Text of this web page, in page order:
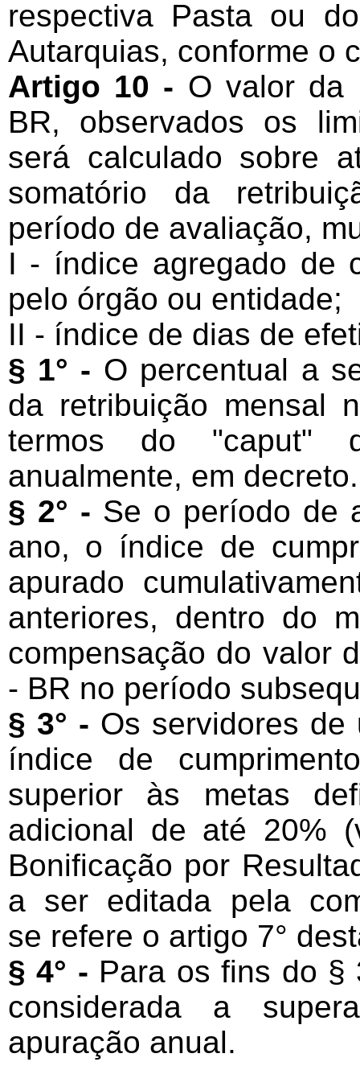
respectiva Pasta ou
Autarquias, conforme o
Artigo 10 - O valor da
BR, observados os
será calculado sobre
somatório da
período de avaliação,
I - índice agregado de
pelo órgão ou entidade;
II - índice de dias de
§ 1° - O percentual a
da retribuição mensal
termos do "caput"
anualmente, em decreto.
§ 2° - Se o período de
ano, o índice de
apurado
anteriores, dentro do
compensação do valor
- BR no período
§ 3° - Os servidores de
índice de
superior às metas
adicional de até 20%
Bonificação por
a ser editada pela
se refere o artigo 7°
§ 4° - Para os fins do §
considerada a
apuração anual.